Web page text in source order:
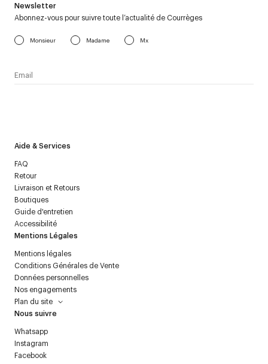
Aide & Services
FAQ
Retour
Livraison et Retours
Boutiques
Guide d'entretien
Accessibilité
Mentions Légales
Mentions légales
Conditions Générales de Vente
Données personnelles
Nos engagements
Plan du site
Nous suivre
Whatsapp
Instagram
Facebook
Newsletter
Abonnez-vous pour suivre toute l’actualité de Courrèges
Monsieur Madame Mx